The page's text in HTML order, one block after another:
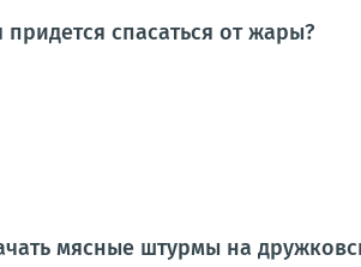
спасаться от жары?
мясные штурмы на